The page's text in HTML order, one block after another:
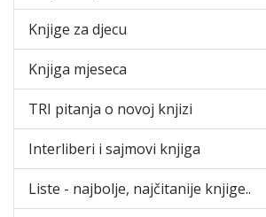
Knjige za djecu
Knjiga mjeseca
TRI pitanja o novoj knjizi
Interliberi i sajmovi knjiga
Liste - najbolje, najčitanije knjige..